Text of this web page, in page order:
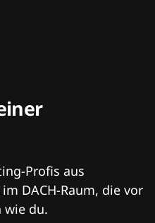
Profis aus
DACH-Raum, die vor
wie du.